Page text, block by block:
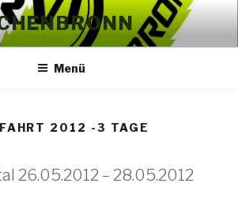
Menü
2012 -3 TAGE
26.05.2012 – 28.05.2012